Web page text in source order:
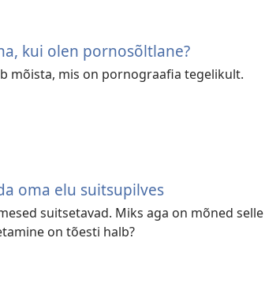
kui olen pornosõltlane?
mõista, mis on pornograafia tegelikult.
oma elu suitsupilves
suitsetavad. Miks aga on mõned
on tõesti halb?